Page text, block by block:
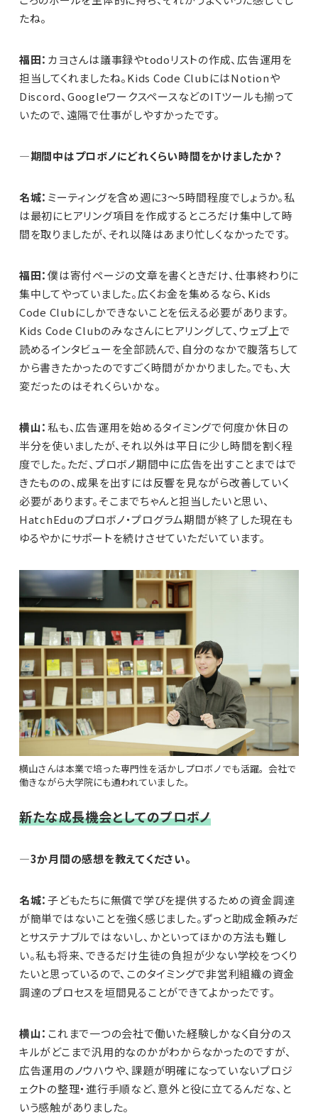
たね。
福田： カヨさんは議事録やtodoリストの作成、広告運用を
担当してくれましたね。Kids Code ClubにはNotionや
Discord、GoogleワークスペースなどのITツールも揃って
いたので、遠隔で仕事がしやすかったです。
—期間中はプロボノにどれくらい時間をかけましたか？
名城： ミーティングを含め週に3〜5時間程度でしょうか。私
は最初にヒアリング項目を作成するところだけ集中して時
間を取りましたが、それ以降はあまり忙しくなかったです。
福田：僕は寄付ページの文章を書くときだけ、仕事終わりに
集中してやっていました。広くお金を集めるなら、Kids
Code Clubにしかできないことを伝える必要があります。
Kids Code Clubのみなさんにヒアリングして、ウェブ上で
読めるインタビューを全部読んで、自分のなかで腹落ちして
から書きたかったのですごく時間がかかりました。でも、大
変だったのはそれくらいかな。
横山：私も、広告運用を始めるタイミングで何度か休日の
半分を使いましたが、それ以外は平日に少し時間を割く程
度でした。ただ、プロボノ期間中に広告を出すことまではで
きたものの、成果を出すには反響を見ながら改善していく
必要があります。そこまでちゃんと担当したいと思い、
HatchEduのプロボノ・プログラム期間が終了した現在も
ゆるやかにサポートを続けさせていただいています。
横山さんは本業で培った専門性を活かしプロボノでも活躍。会社で
働きながら大学院にも通われていました。
新たな成長機会としてのプロボノ
—3か月間の感想を教えてください。
名城：子どもたちに無償で学びを提供するための資金調達
が簡単ではないことを強く感じました。ずっと助成金頼みだ
とサステナブルではないし、かといってほかの方法も難し
い。私も将来、できるだけ生徒の負担が少ない学校をつくり
たいと思っているので、このタイミングで非営利組織の資金
調達のプロセスを垣間見ることができてよかったです。
横山： これまで一つの会社で働いた経験しかなく自分のス
キルがどこまで汎用的なのかがわからなかったのですが、
広告運用のノウハウや、課題が明確になっていないプロジ
ェクトの整理・進行手順など、意外と役に立てるんだな、と
いう感触がありました。